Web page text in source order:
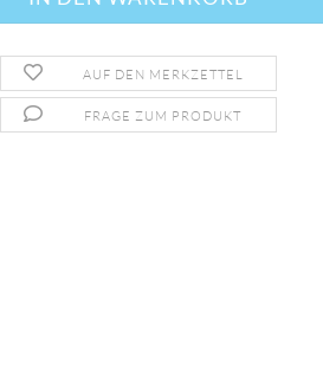
AUF DEN MERKZETTEL
FRAGE ZUM PRODUKT